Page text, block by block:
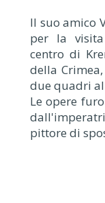
Il suo amico
per la
centro di
della
due quadri
Le opere
pittore di